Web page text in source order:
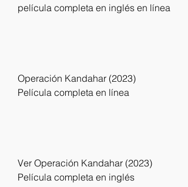
película completa en inglés en línea
Operación Kandahar (2023)
Película completa en línea
Ver Operación Kandahar (2023)
Película completa en inglés